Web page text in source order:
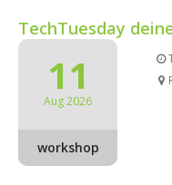
TechTuesday
11
Aug 2026
workshop